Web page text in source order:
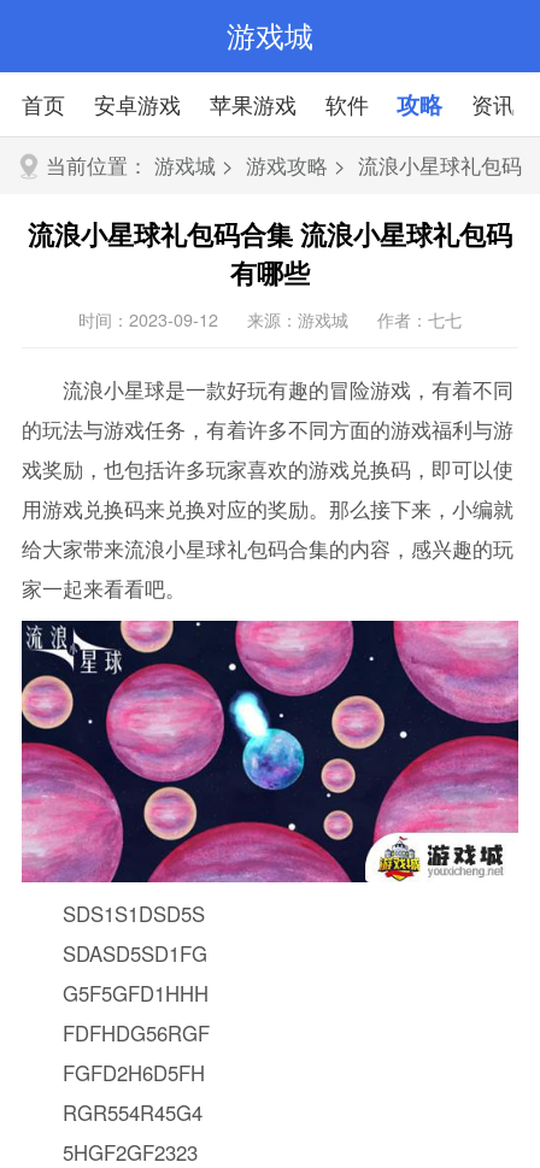
游戏城
首页 安卓游戏 苹果游戏 软件 攻略 资讯
当前位置：游戏城 >游戏攻略 > 流浪小星球礼包码
合集
流浪小星球礼包码合集 流浪小星球礼包码
有哪些
时间：2023-09-12 来源：游戏城 作者：七七
流浪小星球是一款好玩有趣的冒险游戏，有着不同
的玩法与游戏任务，有着许多不同方面的游戏福利与游
戏奖励，也包括许多玩家喜欢的游戏兑换码，即可以使
用游戏兑换码来兑换对应的奖励。那么接下来，小编就
给大家带来流浪小星球礼包码合集的内容，感兴趣的玩
家一起来看看吧。
SDS1S1DSD5S
SDASD5SD1FG
G5F5GFD1HHH
FDFHDG56RGF
FGFD2H6D5FH
RGR554R45G4
5HGF2GF2323